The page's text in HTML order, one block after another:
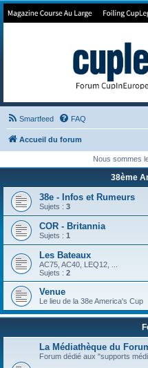
Forum de Cup In
Smartfeed FAQ
Accueil du forum
Nous sommes
38ème
38e - Infos et Rumeurs
Sujets : 3
COR - Britannia
Sujets : 1
Les Bateaux
AC75, AC40, LEQ12, ...
Sujets : 2
Venue
Le lieu de la 38e America's Cup
La Médiathèque du
Forum dédié aux "supports